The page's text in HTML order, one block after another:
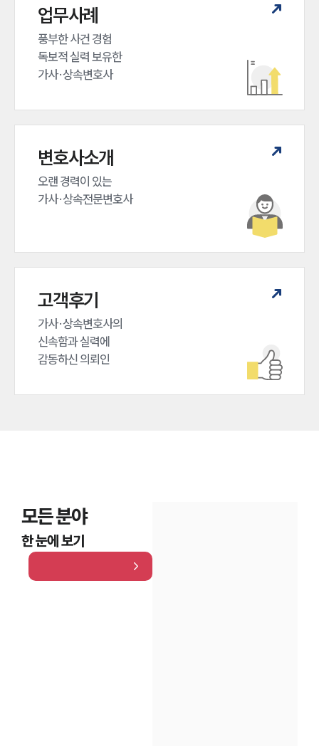
업무사례
풍부한 사건 경험
독보적 실력 보유한
가사·상속변호사
변호사소개
오랜 경력이 있는
가사·상속전문변호사
고객후기
가사·상속변호사의
신속함과 실력에
감동하신 의뢰인
모든 분야
한 눈에 보기